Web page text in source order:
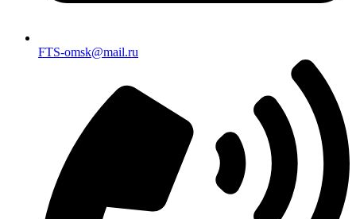
FTS-omsk@mail.ru